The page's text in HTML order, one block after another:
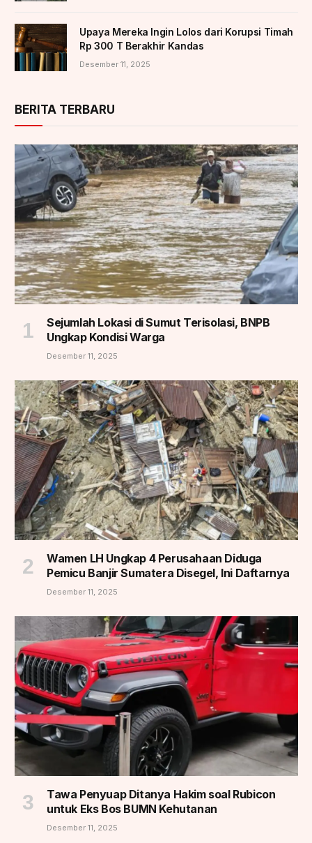
Upaya Mereka Ingin Lolos dari Korupsi Timah
Rp 300 T Berakhir Kandas
Desember 11, 2025
BERITA TERBARU
Sejumlah Lokasi di Sumut Terisolasi, BNPB
Ungkap Kondisi Warga
Desember 11, 2025
Wamen LH Ungkap 4 Perusahaan Diduga
Pemicu Banjir Sumatera Disegel, Ini Daftarnya
Desember 11, 2025
Tawa Penyuap Ditanya Hakim soal Rubicon
untuk Eks Bos BUMN Kehutanan
Desember 11, 2025